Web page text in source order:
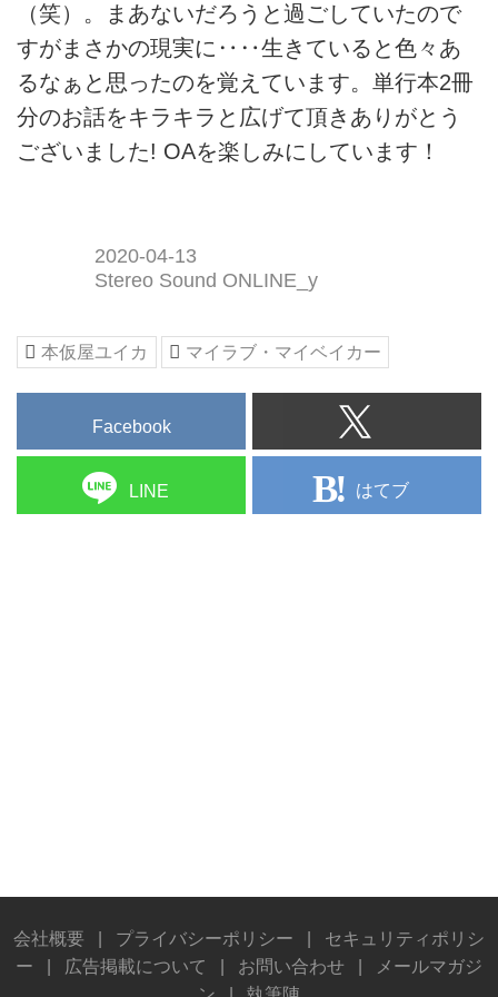
（笑）。まあないだろうと過ごしていたので
すがまさかの現実に‥‥生きていると色々あ
るなぁと思ったのを覚えています。単行本2冊
分のお話をキラキラと広げて頂きありがとう
ございました! OAを楽しみにしています！
2020-04-13
Stereo Sound ONLINE_y
本仮屋ユイカ マイラブ・マイベイカー
Facebook
LINE はてブ
会社概要 プライバシーポリシー
セキュリティポリシ
ー
広告掲載について お問い合わせ
メールマガジ